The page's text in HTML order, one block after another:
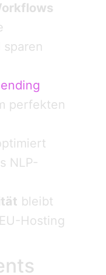
sparen
perfekten
NLP-
bleibt
Hosting